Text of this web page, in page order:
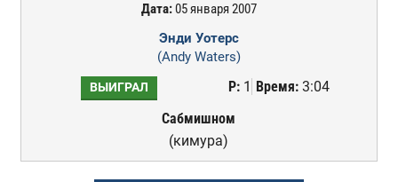
Дата:05 января 2007
Энди Уотерс
(Andy Waters)
ВЫИГРАЛ Р:1 Время:3:04
Сабмишном
(кимура)